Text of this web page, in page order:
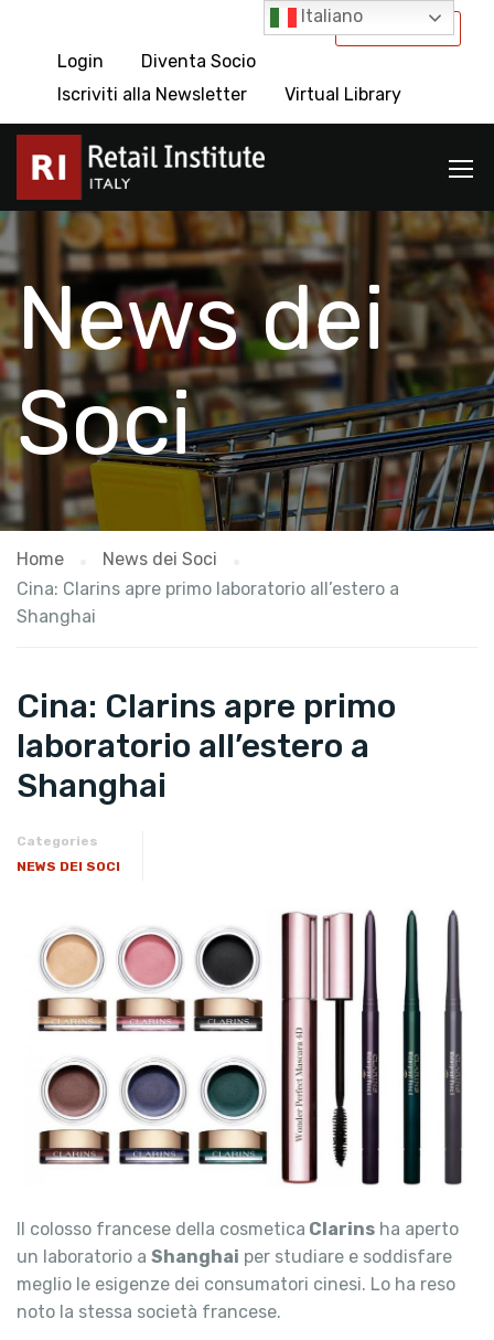
International
Login
Diventa Socio
Iscriviti alla Newsletter
Virtual Library
News dei
Soci
Home
News dei Soci
Cina: Clarins apre primo laboratorio all’estero a
Shanghai
Cina: Clarins apre primo
laboratorio all’estero a
Shanghai
Categories
NEWS DEI SOCI
Il colosso francese della cosmetica Clarins ha aperto
un laboratorio a Shanghai per studiare e soddisfare
meglio le esigenze dei consumatori cinesi. Lo ha reso
noto la stessa società francese.
Italiano